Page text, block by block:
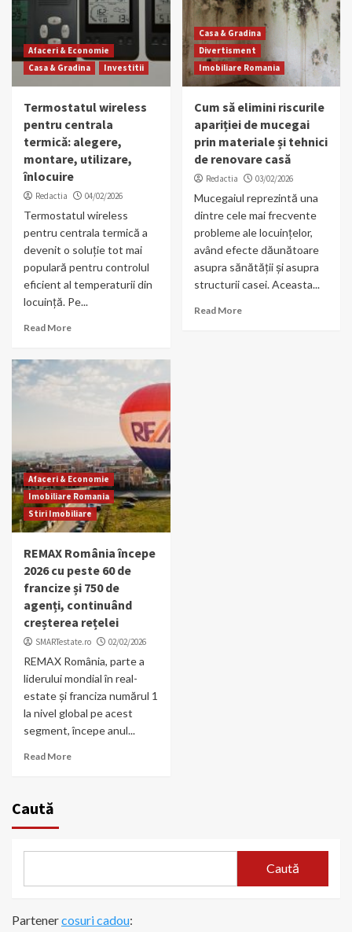
Afaceri & Economie
Casa & Gradina
Investitii
Termostatul wireless
pentru centrala
termică: alegere,
montare, utilizare,
înlocuire
Redactia 04/02/2026
Termostatul wireless
pentru centrala termică a
devenit o soluție tot mai
populară pentru controlul
eficient al temperaturii din
locuință. Pe...
Read More
Casa & Gradina
Divertisment
Imobiliare Romania
Cum să elimini riscurile
apariției de mucegai
prin materiale și tehnici
de renovare casă
Redactia 03/02/2026
Mucegaiul reprezintă una
dintre cele mai frecvente
probleme ale locuințelor,
având efecte dăunătoare
asupra sănătății și asupra
structurii casei. Aceasta...
Read More
Afaceri & Economie
Imobiliare Romania
Stiri Imobiliare
REMAX România începe
2026 cu peste 60 de
francize și 750 de
agenți, continuând
creșterea rețelei
SMARTestate.ro 02/02/2026
REMAX România, parte a
liderului mondial în real-
estate și franciza numărul 1
la nivel global pe acest
segment, începe anul...
Read More
Caută
Caută
Partenercosuri cadou: